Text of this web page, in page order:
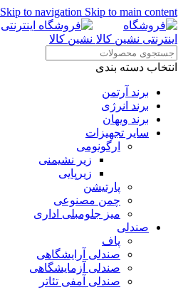
Skip to navigation Skip to main content
انتخاب دسته بندی
برند آرتمن
برند انرژی
برند ویهان
سایر تجهیزات
ارگونومی
زیر نشیمنی
زیرپایی
پارتیشن
چمن مصنوعی
میز جلومبلی اداری
صندلی
پاف
صندلی آرایشگاهی
صندلی آزمایشگاهی
صندلی آمفی تئاتر